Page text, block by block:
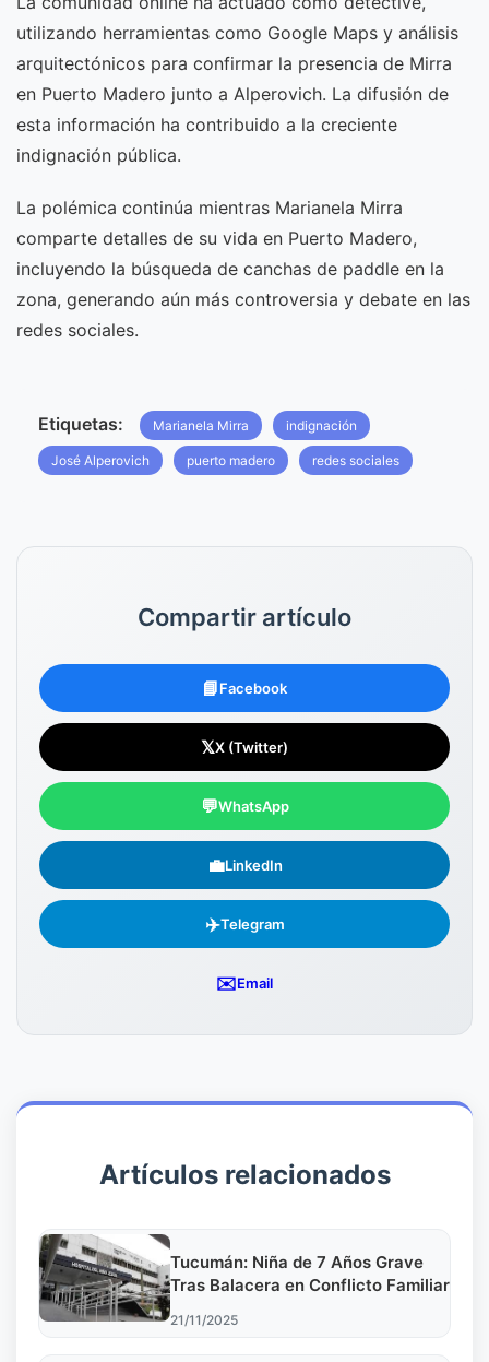
utilizando herramientas como Google Maps y análisis
arquitectónicos para confirmar la presencia de Mirra
en Puerto Madero junto a Alperovich. La difusión de
esta información ha contribuido a la creciente
indignación pública.
La polémica continúa mientras Marianela Mirra
comparte detalles de su vida en Puerto Madero,
incluyendo la búsqueda de canchas de paddle en la
zona, generando aún más controversia y debate en las
redes sociales.
Etiquetas: Marianela Mirra indignación
José Alperovich puerto madero redes sociales
Compartir artículo
📘Facebook
𝕏X (Twitter)
💬WhatsApp
💼LinkedIn
✈️Telegram
✉️Email
Artículos relacionados
Tucumán: Niña de 7 Años Grave
Tras Balacera en Conflicto Familiar
21/11/2025